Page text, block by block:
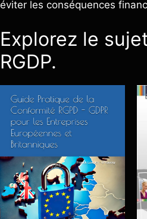
éviter les conséquences
Explorez le
RGDP.